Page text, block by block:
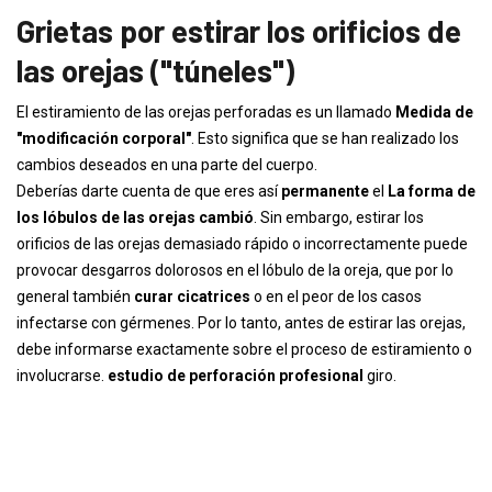
Grietas por estirar los orificios de
las orejas ("túneles")
El estiramiento de las orejas perforadas es un llamado Medida de
"modificación corporal" . Esto significa que se han realizado los
cambios deseados en una parte del cuerpo.
Deberías darte cuenta de que eres asípermanenteel
La forma de
los lóbulos de las orejas cambió . Sin embargo, estirar los
orificios de las orejas demasiado rápido o incorrectamente puede
provocar desgarros dolorosos en el lóbulo de la oreja, que por lo
general también curar cicatrices o en el peor de los casos
infectarse con gérmenes. Por lo tanto, antes de estirar las orejas,
debe informarse exactamente sobre el proceso de estiramiento o
involucrarse. estudio de perforación profesional giro.